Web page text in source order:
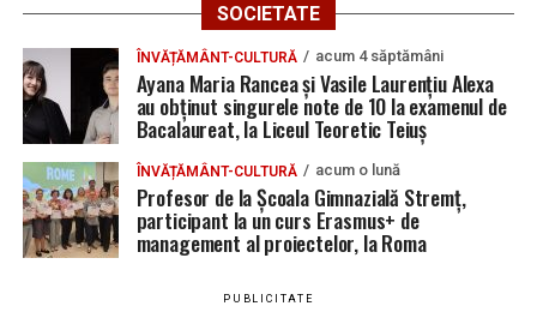
SOCIETATE
ÎNVĂȚĂMÂNT-CULTURĂ acum 4 săptămâni
Ayana Maria Rancea și Vasile Laurențiu Alexa
au obținut singurele note de 10 la examenul de
Bacalaureat, la Liceul Teoretic Teiuș
ÎNVĂȚĂMÂNT-CULTURĂ acum o lună
Profesor de la Școala Gimnazială Stremț,
participant la un curs Erasmus+ de
management al proiectelor, la Roma
PUBLICITATE